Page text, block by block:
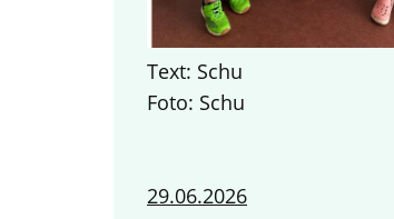
Text: Schu
Foto: Schu
29.06.2026